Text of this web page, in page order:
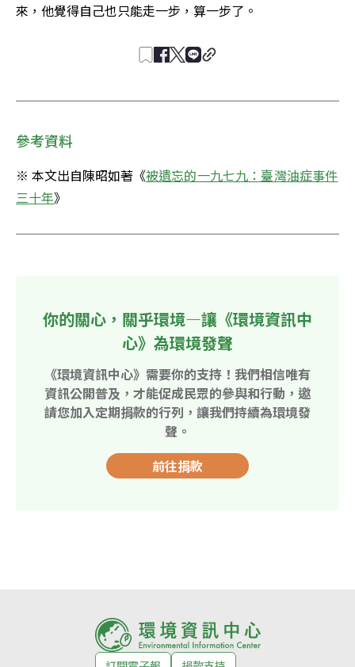
來，他覺得自己也只能走一步，算一步了。
參考資料
※ 本文出自陳昭如著《被遺忘的一九七九：臺灣油症事件
三十年》
你的關心，關乎環境—讓《環境資訊中
心》為環境發聲
《環境資訊中心》需要你的支持！我們相信唯有
資訊公開普及，才能促成民眾的參與和行動，邀
請您加入定期捐款的行列，讓我們持續為環境發
聲。
前往捐款